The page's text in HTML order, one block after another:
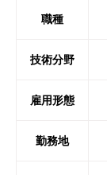
職種
技術分野
雇用形態
勤務地